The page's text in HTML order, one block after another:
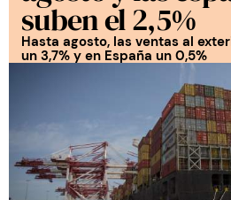
suben el 2,5%
Hasta agosto, las ventas al
un 3,7% y en España un 0,5%